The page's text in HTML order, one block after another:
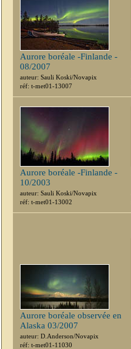
Aurore boréale -Finlande -
08/2007
auteur: Sauli Koski/Novapix
réf: t-met01-13007
Aurore boréale -Finlande -
10/2003
auteur: Sauli Koski/Novapix
réf: t-met01-13002
Aurore boréale observée en
Alaska 03/2007
auteur: D.Anderson/Novapix
réf: t-met01-11030